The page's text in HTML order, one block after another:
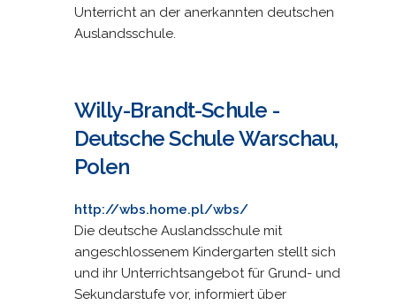
Unterricht an der anerkannten deutschen
Auslandsschule.
Willy-Brandt-Schule -
Deutsche Schule Warschau,
Polen
http://wbs.home.pl/wbs/
Die deutsche Auslandsschule mit
angeschlossenem Kindergarten stellt sich
und ihr Unterrichtsangebot für Grund- und
Sekundarstufe vor, informiert über